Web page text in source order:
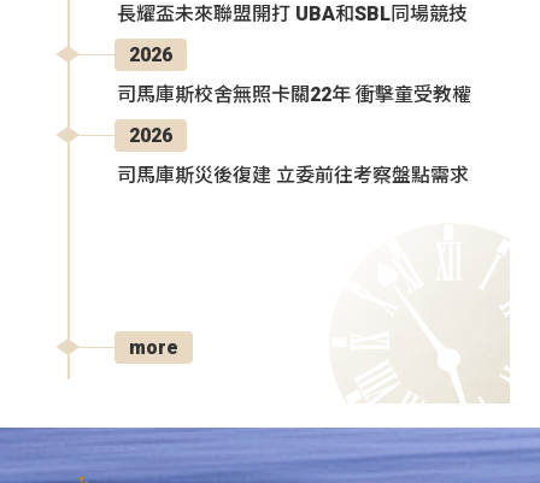
長耀盃未來聯盟開打 UBA和SBL同場競技
2026
司馬庫斯校舍無照卡關22年 衝擊童受教權
2026
司馬庫斯災後復建 立委前往考察盤點需求
more